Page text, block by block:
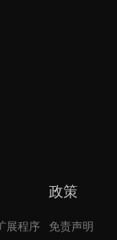
展程序
政策
免责声明